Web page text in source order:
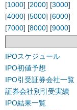
[1000] [2000] [3000]
[4000] [5000] [6000]
[7000] [8000] [9000]
IPOスケジュール
IPO初値予想
IPO引受証券会社一覧
証券会社別引受実績
IPO結果一覧